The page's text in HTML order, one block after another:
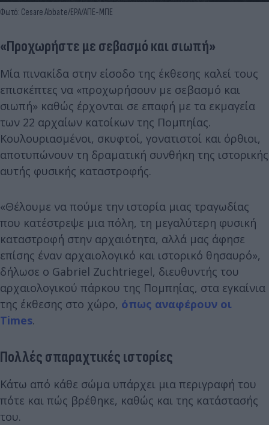
Φωτό: Cesare Abbate/EPA/ΑΠΕ-ΜΠΕ
«Προχωρήστε με σεβασμό και σιωπή»
Μία πινακίδα στην είσοδο της έκθεσης καλεί τους
επισκέπτες να «προχωρήσουν με σεβασμό και
σιωπή» καθώς έρχονται σε επαφή με τα εκμαγεία
των 22 αρχαίων κατοίκων της Πομπηίας.
Κουλουριασμένοι, σκυφτοί, γονατιστοί και όρθιοι,
αποτυπώνουν τη δραματική συνθήκη της ιστορικής
αυτής φυσικής καταστροφής.
«Θέλουμε να πούμε την ιστορία μιας τραγωδίας
που κατέστρεψε μια πόλη, τη μεγαλύτερη φυσική
καταστροφή στην αρχαιότητα, αλλά μας άφησε
επίσης έναν αρχαιολογικό και ιστορικό θησαυρό»,
δήλωσε ο Gabriel Zuchtriegel, διευθυντής του
αρχαιολογικού πάρκου της Πομπηίας, στα εγκαίνια
της έκθεσης στο χώρο, όπως αναφέρουν οι
Times.
Πολλές σπαραχτικές ιστορίες
Κάτω από κάθε σώμα υπάρχει μια περιγραφή του
πότε και πώς βρέθηκε, καθώς και της κατάστασής
του.